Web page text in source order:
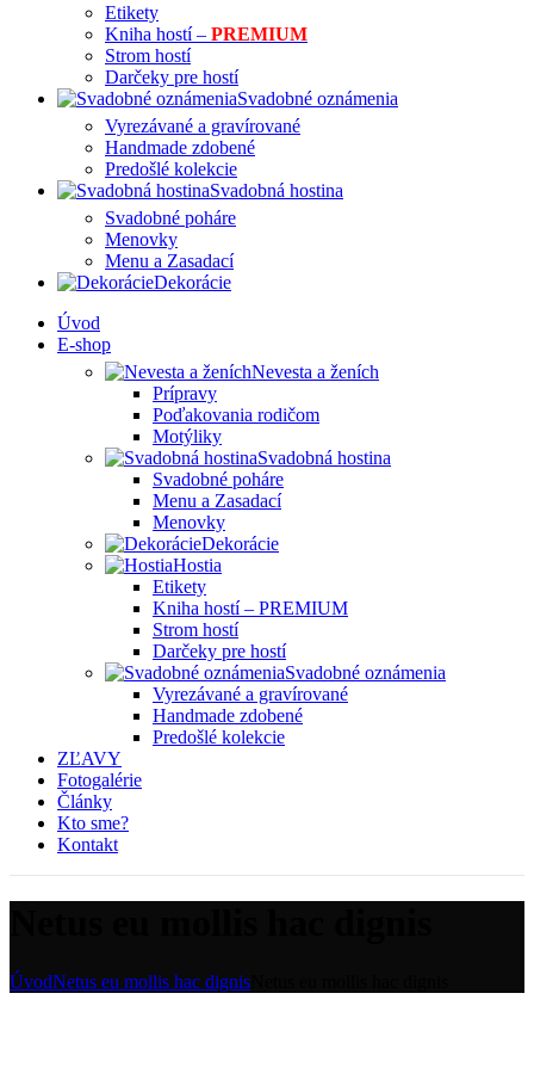
Etikety
Kniha hostí – PREMIUM
Strom hostí
Darčeky pre hostí
Svadobné oznámenia
Vyrezávané a gravírované
Handmade zdobené
Predošlé kolekcie
Svadobná hostina
Svadobné poháre
Menovky
Menu a Zasadací
Dekorácie
Úvod
E-shop
Nevesta a ženích
Prípravy
Poďakovania rodičom
Motýliky
Svadobná hostina
Svadobné poháre
Menu a Zasadací
Menovky
Dekorácie
Hostia
Etikety
Kniha hostí – PREMIUM
Strom hostí
Darčeky pre hostí
Svadobné oznámenia
Vyrezávané a gravírované
Handmade zdobené
Predošlé kolekcie
ZĽAVY
Fotogalérie
Články
Kto sme?
Kontakt
ÚvodNetus eu mollis hac dignis